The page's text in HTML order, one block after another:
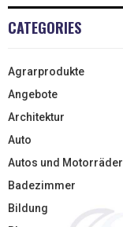
CATEGORIES
Agrarprodukte
Angebote
Architektur
Auto
Autos und Motorräder
Badezimmer
Bildung